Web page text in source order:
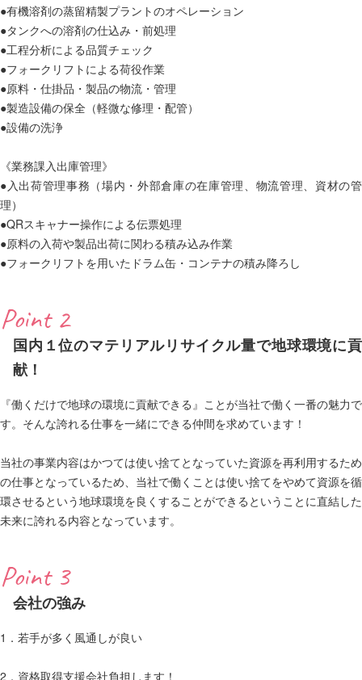
●有機溶剤の蒸留精製プラントのオペレーション
●タンクへの溶剤の仕込み・前処理
●工程分析による品質チェック
●フォークリフトによる荷役作業
●原料・仕掛品・製品の物流・管理
●製造設備の保全（軽微な修理・配管）
●設備の洗浄
《業務課入出庫管理》
●入出荷管理事務（場内・外部倉庫の在庫管理、物流管理、資材の管
理）
●QRスキャナー操作による伝票処理
●原料の入荷や製品出荷に関わる積み込み作業
●フォークリフトを用いたドラム缶・コンテナの積み降ろし
Point 2
国内１位のマテリアルリサイクル量で地球環境に貢
献！
『働くだけで地球の環境に貢献できる』ことが当社で働く一番の魅力で
す。そんな誇れる仕事を一緒にできる仲間を求めています！
当社の事業内容はかつては使い捨てとなっていた資源を再利用するため
の仕事となっているため、当社で働くことは使い捨てをやめて資源を循
環させるという地球環境を良くすることができるということに直結した
未来に誇れる内容となっています。
Point 3
会社の強み
1．若手が多く風通しが良い
2．資格取得支援会社負担します！